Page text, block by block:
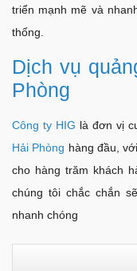
triển mạnh mẽ và
thống.
Dịch vụ
Phòng
Công ty HIG là đơn vị
Hải Phòng hàng đầu,
cho hàng trăm khách
chúng tôi chắc chắn
nhanh chóng